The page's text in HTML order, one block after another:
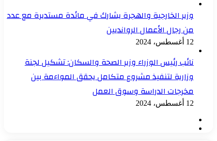
وزير الخارجية والهجرة يشارك في مائدة مستديرة مع عدد
من رجال الأعمال الروانديين
12 أغسطس، 2024
نائب رئيس الوزراء وزير الصحة والسكان: تشكيل لجنة
وزارية لتنفيذ مشروع متكامل يحقق المواءمة بين
مخرجات الدراسة وسوق العمل
12 أغسطس، 2024